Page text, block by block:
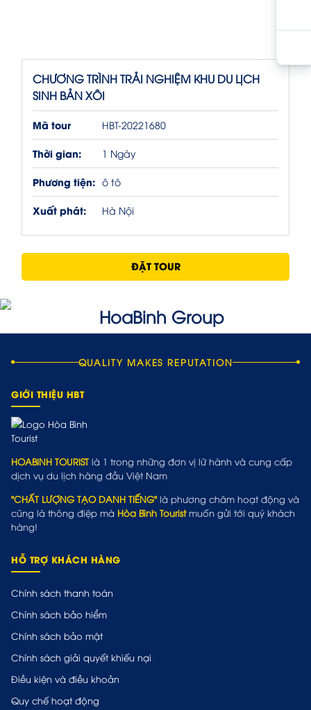
CHƯƠNG TRÌNH TRẢI NGHIỆM KHU DU LỊCH
SINH BẢN XÔI
Mã tour HBT-20221680
Thời gian: 1 Ngày
Phương tiện: ô tô
Xuất phát: Hà Nội
ĐẶT TOUR
QUALITY MAKES REPUTATION
GIỚI THIỆU HBT
HOABINH TOURIST là 1 trong những đơn vị lữ hành và cung cấp
dịch vụ du lịch hàng đầu Việt Nam
"CHẤT LƯỢNG TẠO DANH TIẾNG" là phương châm hoạt động và
cũng là thông điệp mà Hòa Bình Touristmuốn gửi tới quý khách
hàng!
HỖ TRỢ KHÁCH HÀNG
Chính sách thanh toán
Chính sách bảo hiểm
Chính sách bảo mật
Chính sách giải quyết khiếu nại
Điều kiện và điều khoản
Quy chế hoạt động